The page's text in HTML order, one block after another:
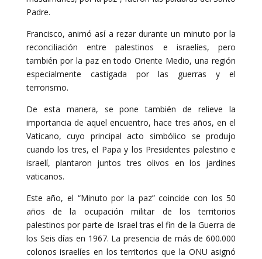
Padre.
Francisco, animó así a rezar durante un minuto por la
reconciliación entre palestinos e israelíes, pero
también por la paz en todo Oriente Medio, una región
especialmente castigada por las guerras y el
terrorismo.
De esta manera, se pone también de relieve la
importancia de aquel encuentro, hace tres años, en el
Vaticano, cuyo principal acto simbólico se produjo
cuando los tres, el Papa y los Presidentes palestino e
israelí, plantaron juntos tres olivos en los jardines
vaticanos.
Este año, el “Minuto por la paz” coincide con los 50
años de la ocupación militar de los territorios
palestinos por parte de Israel tras el fin de la Guerra de
los Seis días en 1967. La presencia de más de 600.000
colonos israelíes en los territorios que la ONU asignó